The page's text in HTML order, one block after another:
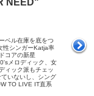
NEED"
ベル在庫を底をつ
性シンガーKatja率
コアの新星
メロディック、女
ィック派もチェッ
いないし、シング
TO LIVE IT直系